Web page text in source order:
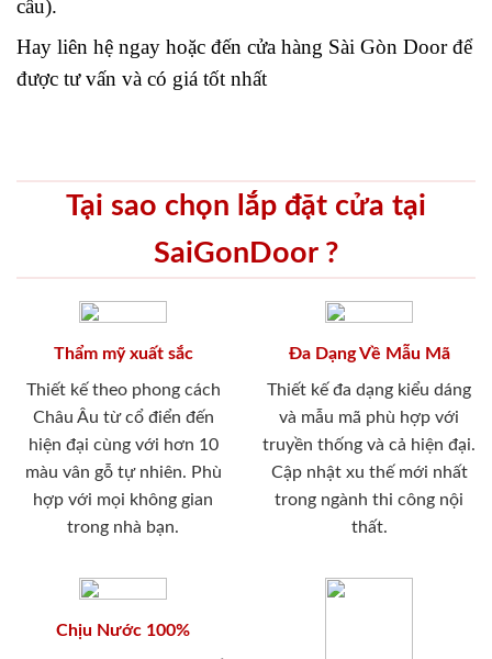
cầu).
Hay liên hệ ngay hoặc đến cửa hàng Sài Gòn Doorđể
được tư vấn và có giá tốt nhất
Tại sao chọn lắp đặt cửa tại
SaiGonDoor ?
Thẩm mỹ xuất sắc
Thiết kế theo phong cách
Châu Âu từ cổ điển đến
hiện đại cùng với hơn 10
màu vân gỗ tự nhiên. Phù
hợp với mọi không gian
trong nhà bạn.
Đa Dạng Về Mẫu Mã
Thiết kế đa dạng kiểu dáng
và mẫu mã phù hợp với
truyền thống và cả hiện đại.
Cập nhật xu thế mới nhất
trong ngành thi công nội
thất.
Chịu Nước 100%